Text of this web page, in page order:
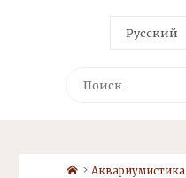
HomeАквариумистика